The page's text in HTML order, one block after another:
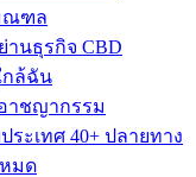
ณฑล
านธุรกิจ CBD
กล้ฉัน
าชญากรรม
ระเทศ 40+ ปลายทาง
มด